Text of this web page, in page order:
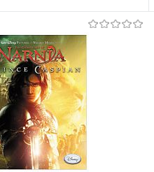
В корзину
Сравнение
В наличии